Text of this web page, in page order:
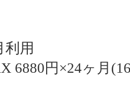
利用
6880円×24ヶ月